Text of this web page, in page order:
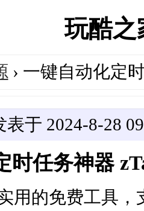
玩酷之
› 一键自动化定
表于 2024-8-28
时任务神器
用的免费工具